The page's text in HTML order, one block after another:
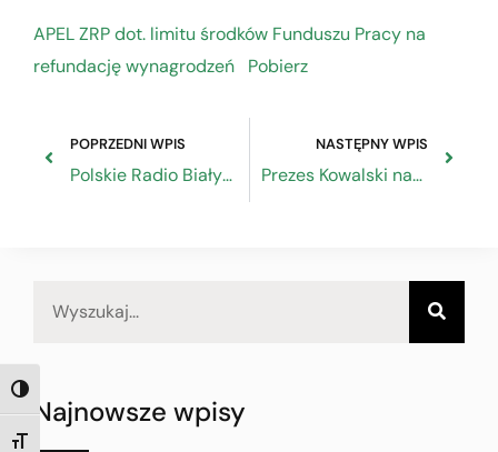
TOGGLE HIGH CONTRAST
TOGGLE FONT SIZE
APEL ZRP dot. limitu środków Funduszu Pracy na
refundację wynagrodzeń
Pobierz
POPRZEDNI WPIS
Polskie Radio Białystok o spotkaniu w Izbie Rzemieślniczej
NASTĘPNY WPIS
Prezes Kowalski nagrodzony przez Głównego Inspektora Pracy
Najnowsze wpisy